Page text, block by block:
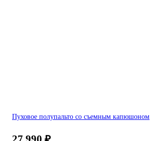
Пуховое полупальто со съемным капюшоном